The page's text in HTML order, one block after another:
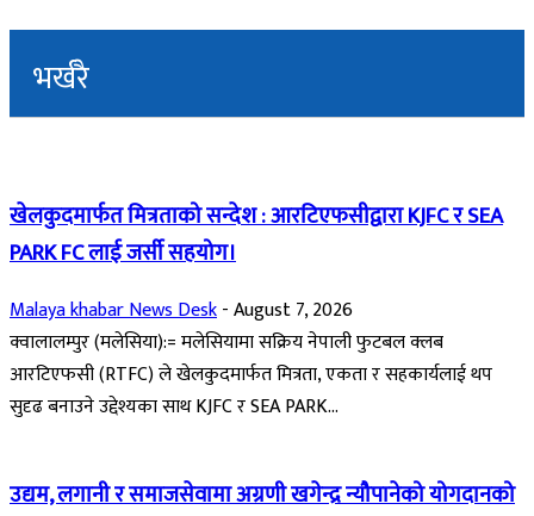
भर्खरै
खेलकुदमार्फत मित्रताको सन्देश : आरटिएफसीद्वारा KJFC र SEA
PARK FC लाई जर्सी सहयोग।
Malaya khabar News Desk-August 7, 2026
क्वालालम्पुर (मलेसिया):= मलेसियामा सक्रिय नेपाली फुटबल क्लब
आरटिएफसी (RTFC) ले खेलकुदमार्फत मित्रता, एकता र सहकार्यलाई थप
सुदृढ बनाउने उद्देश्यका साथ KJFC र SEA PARK...
उद्यम, लगानी र समाजसेवामा अग्रणी खगेन्द्र न्यौपानेको योगदानको